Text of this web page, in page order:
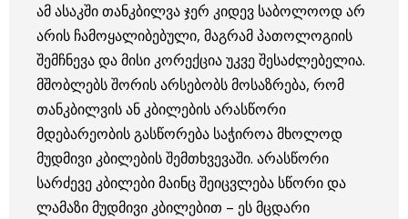
ამ ასაკში თანკბილვა ჯერ კიდევ საბოლოოდ არ
არის ჩამოყალიბებული, მაგრამ პათოლოგიის
შემჩნევა და მისი კორექცია უკვე შესაძლებელია.
მშობლებს შორის არსებობს მოსაზრება, რომ
თანკბილვის ან კბილების არასწორი
მდებარეობის გასწორება საჭიროა მხოლოდ
მუდმივი კბილების შემთხვევაში. არასწორი
სარძევე კბილები მაინც შეიცვლება სწორი და
ლამაზი მუდმივი კბილებით – ეს მცდარი